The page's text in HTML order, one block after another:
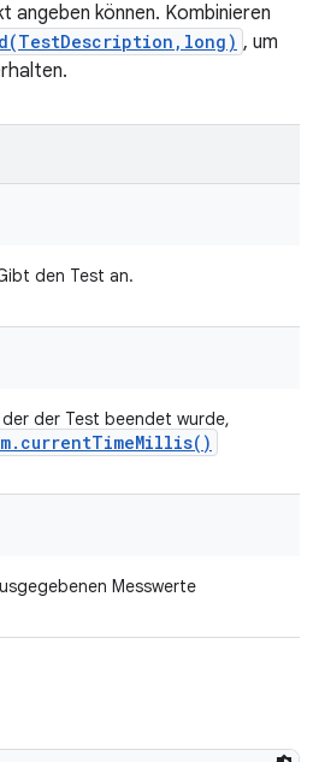
angeben können. Kombinieren
, um
den Test an.
der Test beendet wurde,
. currentTimeMillis( )
Messwerte